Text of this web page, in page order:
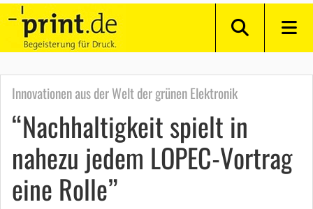
Innovationen aus der Welt der grünen Elektronik
“Nachhaltigkeit spielt in
nahezu jedem LOPEC-Vortrag
eine Rolle”